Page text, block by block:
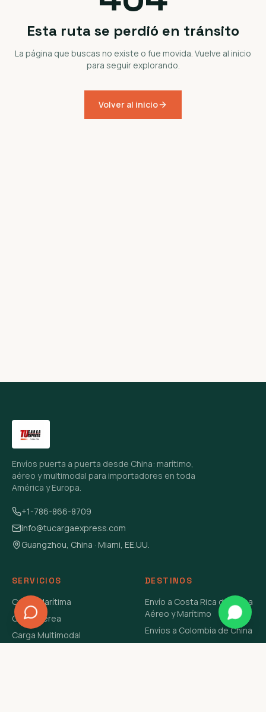
Esta ruta se perdió en tránsito
La página que buscas no existe o fue movida. Vuelve al inicio
para seguir explorando.
Volver al inicio
Envíos puerta a puerta desde China: marítimo,
aéreo y multimodal para importadores en toda
América y Europa.
+1-786-866-8709
info@tucargaexpress.com
Guangzhou, China · Miami, EE.UU.
SERVICIOS
Carga Marítima
Carga Aérea
Carga Multimodal
DESTINOS
Envío a Costa Rica de China
Aéreo y Marítimo
Envíos a Colombia de China